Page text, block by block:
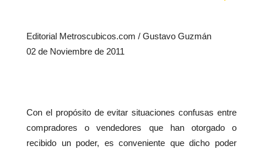
Editorial Metroscubicos.com / Gustavo Guzmán
02 de Noviembre de 2011
Con el propósito de evitar situaciones confusas entre
compradores o vendedores que han otorgado o
recibido un poder, es conveniente que dicho poder